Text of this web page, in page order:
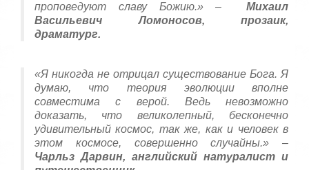
проповедуют славу Божию.» – Михаил
Васильевич Ломоносов, прозаик,
драматург.
«Я никогда не отрицал существование Бога. Я
думаю, что теория эволюции вполне
совместима с верой. Ведь невозможно
доказать, что великолепный, бесконечно
удивительный космос, так же, как и человек в
этом космосе, совершенно случайны.» –
Чарльз Дарвин, английский натуралист и